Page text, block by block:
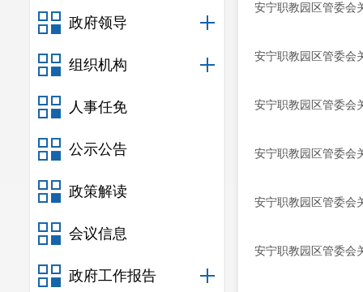
政府领导
组织机构
人事任免
公示公告
政策解读
会议信息
政府工作报告
安宁职教园区管委会
安宁职教园区管委会
安宁职教园区管委会
安宁职教园区管委会
安宁职教园区管委会
安宁职教园区管委会